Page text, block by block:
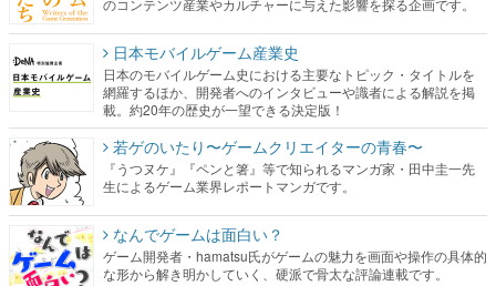
日本モバイルゲーム産業史
日本のモバイルゲーム史における主要なトピック・タイトルを
網羅するほか、開発者へのインタビューや識者による解説を掲
載。約20年の歴史が一望できる決定版！
若ゲのいたり〜ゲームクリエイターの青春〜
『うつヌケ』『ペンと箸』等で知られるマンガ家・田中圭一先
生によるゲーム業界レポートマンガです。
なんでゲームは面白い？
ゲーム開発者・hamatsu氏がゲームの魅力を画面や操作の具体的
な形から解き明かしていく、硬派で骨太な評論連載です。